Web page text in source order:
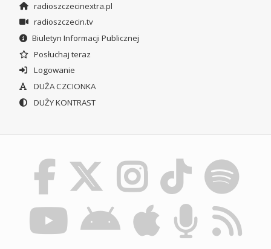
radioszczecinextra.pl
radioszczecin.tv
Biuletyn Informacji Publicznej
Posłuchaj teraz
Logowanie
DUŻA CZCIONKA
DUŻY KONTRAST